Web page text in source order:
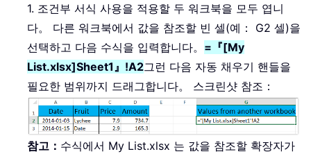
1. 조건부 서식 사용을 적용할 두 워크북을 모두 엽니
다。 다른 워크북에서 값을 참조할 빈 셀(예： G2 셀)을
선택하고 다음 수식을 입력합니다。 =『[My
List.xlsx]Sheet1』!A2그런 다음 자동 채우기 핸들을
필요한 범위까지 드래그합니다。 스크린샷 참조：
참고： 수식에서 My List.xlsx 는 값을 참조할 확장자가